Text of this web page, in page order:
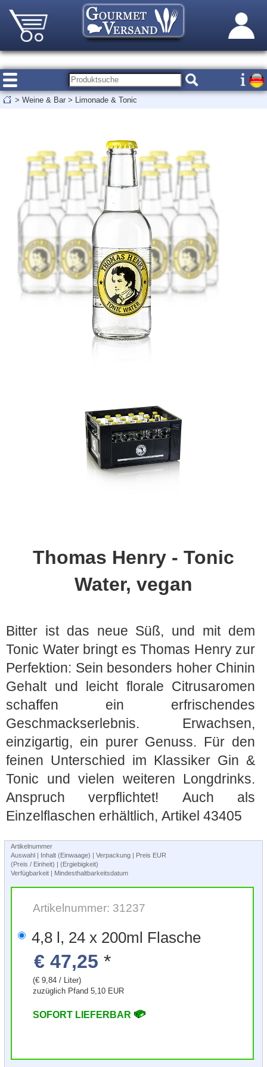
> Weine & Bar > Limonade & Tonic
Thomas Henry - Tonic
Water, vegan
Bitter ist das neue Süß, und mit dem
Tonic Water bringt es Thomas Henry zur
Perfektion: Sein besonders hoher Chinin
Gehalt und leicht florale Citrusaromen
schaffen ein erfrischendes
Geschmackserlebnis. Erwachsen,
einzigartig, ein purer Genuss. Für den
feinen Unterschied im Klassiker Gin &
Tonic und vielen weiteren Longdrinks.
Anspruch verpflichtet! Auch als
Einzelflaschen erhältlich, Artikel 43405
Artikelnummer
Auswahl | Inhalt (Einwaage) | Verpackung | Preis EUR
(Preis / Einheit) | (Ergiebigkeit)
Verfügbarkeit | Mindesthaltbarkeitsdatum
Artikelnummer: 31237
4,8 l, 24 x 200ml Flasche
€ 47,25 *
(€ 9,84 / Liter)
zuzüglich Pfand 5,10 EUR
SOFORT LIEFERBAR